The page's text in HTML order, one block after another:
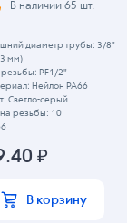
В наличии65 шт.
диаметр трубы: 3/8"
мм)
резьбы: PF1/2"
Нейлон PA66
Светло-серый
резьбы: 10
₽
В корзину